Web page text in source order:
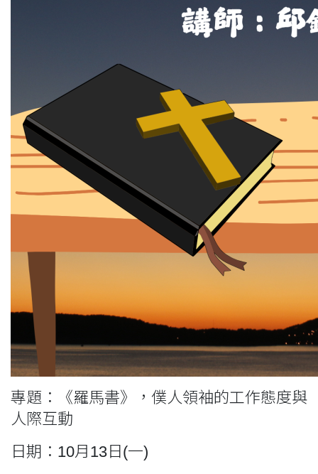
專題：《羅馬書》，僕人領袖的工作態度與
人際互動
日期：10月13日(一)